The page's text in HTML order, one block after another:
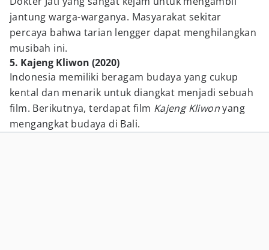
jantung warga-warganya. Masyarakat sekitar
percaya bahwa tarian lengger dapat menghilangkan
musibah ini.
5. Kajeng Kliwon (2020)
Indonesia memiliki beragam budaya yang cukup
kental dan menarik untuk diangkat menjadi sebuah
film. Berikutnya, terdapat film Kajeng Kliwonyang
mengangkat budaya di Bali.